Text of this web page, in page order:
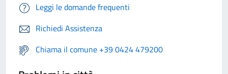
Leggi le domande frequenti
Richiedi Assistenza
Chiama il comune +39 0424 479200